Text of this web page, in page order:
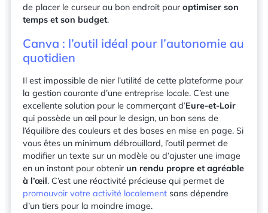
de placer le curseur au bon endroit pour optimiser son
temps et son budget.
Canva : l’outil idéal pour l’autonomie au
quotidien
Il est impossible de nier l’utilité de cette plateforme pour
la gestion courante d’une entreprise locale. C’est une
excellente solution pour le commerçant d’Eure-et-Loir
qui possède un œil pour le design, un bon sens de
l’équilibre des couleurs et des bases en mise en page. Si
vous êtes un minimum débrouillard, l’outil permet de
modifier un texte sur un modèle ou d’ajuster une image
en un instant pour obtenir un rendu propre et agréable
à l’œil. C’est une réactivité précieuse qui permet de
promouvoir votre activité localement sans dépendre
d’un tiers pour la moindre image.